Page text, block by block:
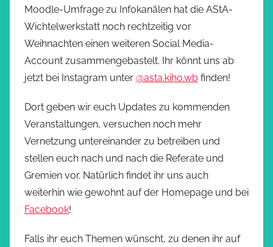
Moodle-Umfrage zu Infokanälen hat die AStA-
Wichtelwerkstatt noch rechtzeitig vor
Weihnachten einen weiteren Social Media-
Account zusammengebastelt. Ihr könnt uns ab
jetzt bei Instagram unter @asta.kiho.wb finden!
Dort geben wir euch Updates zu kommenden
Veranstaltungen, versuchen noch mehr
Vernetzung untereinander zu betreiben und
stellen euch nach und nach die Referate und
Gremien vor. Natürlich findet ihr uns auch
weiterhin wie gewohnt auf der Homepage und bei
Facebook!
Falls ihr euch Themen wünscht, zu denen ihr auf